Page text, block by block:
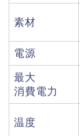
素材
電源
最大
消費電力
温度